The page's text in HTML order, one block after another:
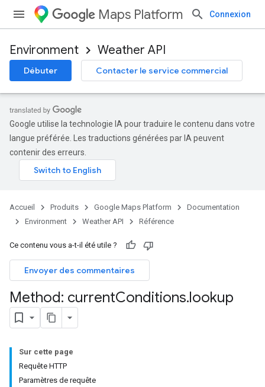
Maps Platform Connexion
Environment Weather API
Débuter Contacter le service commercial
Google utilise la technologie IA pour traduire le contenu dans votre
langue préférée. Les traductions générées par IA peuvent
contenir des erreurs.
Accueil Produits Google Maps Platform
Documentation
Environment
Weather API Référence
Ce contenu vous a-t-il été utile ?
Envoyer des commentaires
Method: currentConditions.lookup
Sur cette page
Requête HTTP
Paramètres de requête